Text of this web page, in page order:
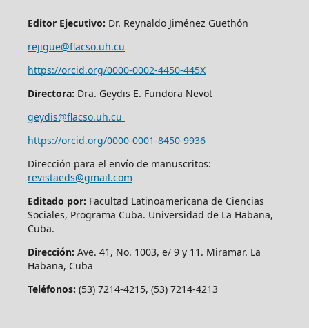
Editor Ejecutivo: Dr. Reynaldo Jiménez Guethón
rejigue@flacso.uh.cu
https://orcid.org/0000-0002-4450-445X
Directora: Dra. Geydis E. Fundora Nevot
geydis@flacso.uh.cu
https://orcid.org/0000-0001-8450-9936
Dirección para el envío de manuscritos:
revistaeds@gmail.com
Editado por: Facultad Latinoamericana de Ciencias
Sociales, Programa Cuba. Universidad de La Habana,
Cuba.
Dirección: Ave. 41, No. 1003, e/ 9 y 11. Miramar. La
Habana, Cuba
Teléfonos: (53) 7214-4215, (53) 7214-4213